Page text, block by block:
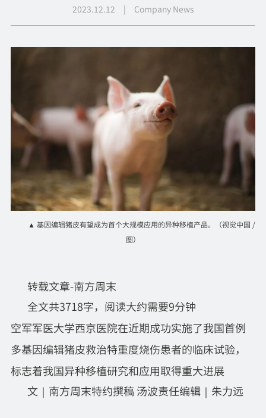
2023.12.12 | Company News
▲ 基因编辑猪皮有望成为首个大规模应用的异种移植产品。（视觉中国 /
图）
转载文章-南方周末
全文共3718字，阅读大约需要9分钟
空军军医大学西京医院在近期成功实施了我国首例
多基因编辑猪皮救治特重度烧伤患者的临床试验，
标志着我国异种移植研究和应用取得重大进展
文｜南方周末特约撰稿 汤波责任编辑｜朱力远